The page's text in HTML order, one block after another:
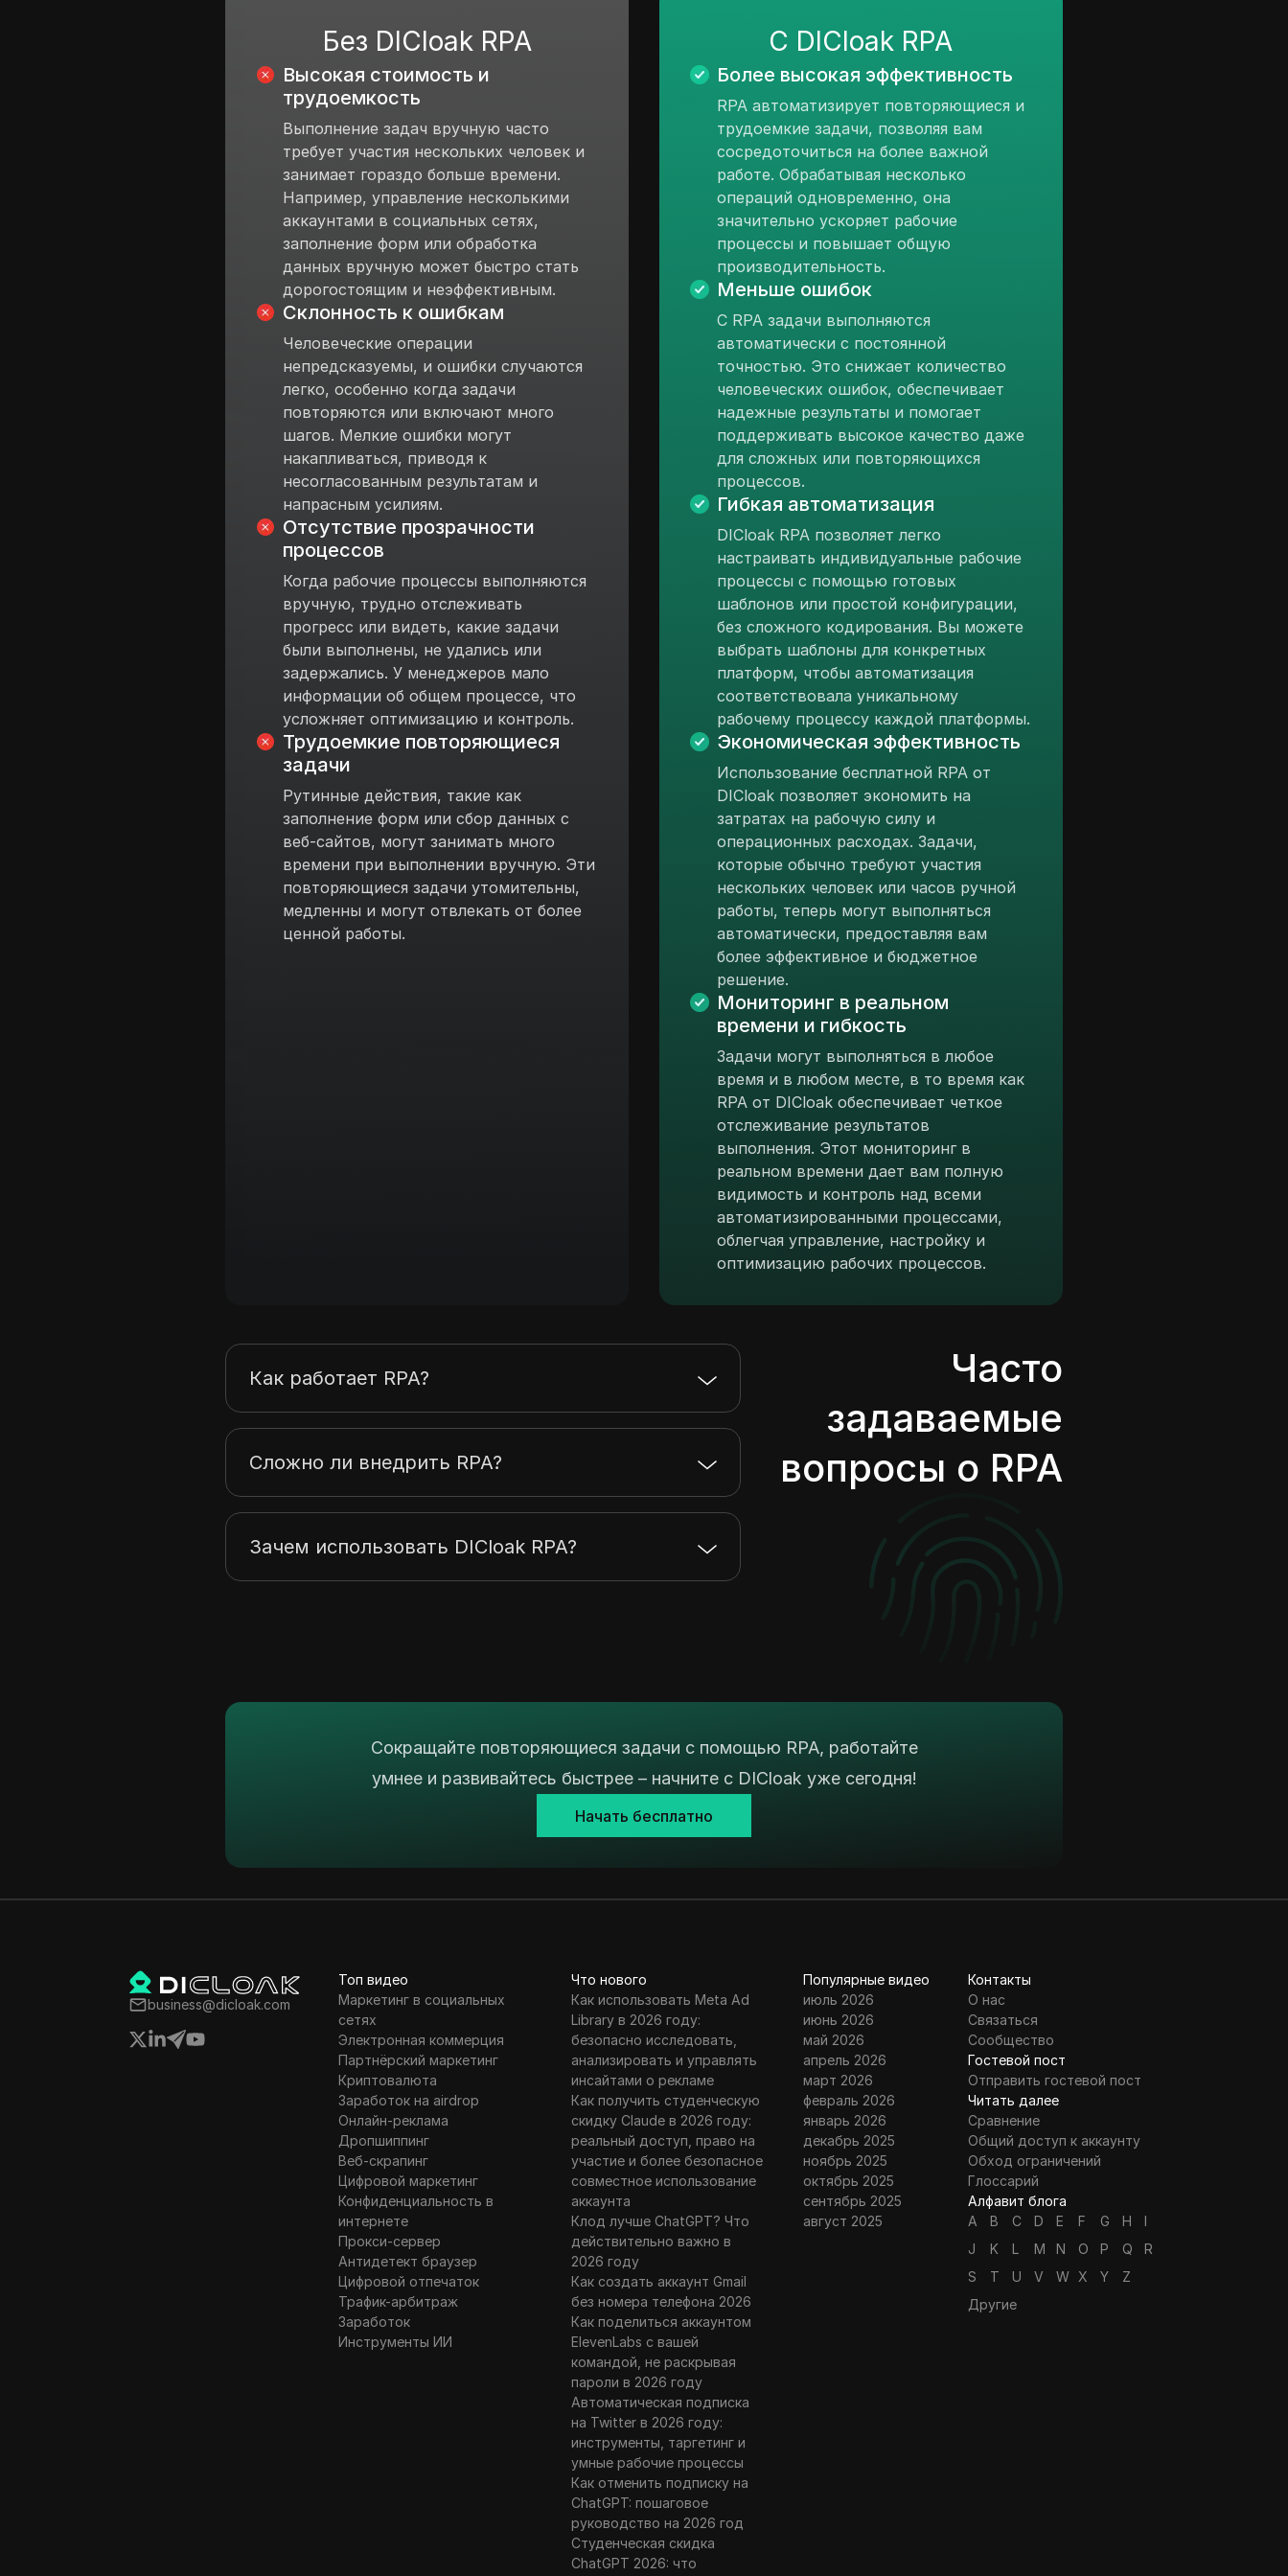
Без DICloak RPA
Высокая стоимость и
трудоемкость
Выполнение задач вручную часто
требует участия нескольких человек и
занимает гораздо больше времени.
Например, управление несколькими
аккаунтами в социальных сетях,
заполнение форм или обработка
данных вручную может быстро стать
дорогостоящим и неэффективным.
Склонность к ошибкам
Человеческие операции
непредсказуемы, и ошибки случаются
легко, особенно когда задачи
повторяются или включают много
шагов. Мелкие ошибки могут
накапливаться, приводя к
несогласованным результатам и
напрасным усилиям.
Отсутствие прозрачности
процессов
Когда рабочие процессы выполняются
вручную, трудно отслеживать
прогресс или видеть, какие задачи
были выполнены, не удались или
задержались. У менеджеров мало
информации об общем процессе, что
усложняет оптимизацию и контроль.
Трудоемкие повторяющиеся
задачи
Рутинные действия, такие как
заполнение форм или сбор данных с
веб-сайтов, могут занимать много
времени при выполнении вручную. Эти
повторяющиеся задачи утомительны,
медленны и могут отвлекать от более
ценной работы.
С DICloak RPA
Более высокая эффективность
RPA автоматизирует повторяющиеся и
трудоемкие задачи, позволяя вам
сосредоточиться на более важной
работе. Обрабатывая несколько
операций одновременно, она
значительно ускоряет рабочие
процессы и повышает общую
производительность.
Меньше ошибок
С RPA задачи выполняются
автоматически с постоянной
точностью. Это снижает количество
человеческих ошибок, обеспечивает
надежные результаты и помогает
поддерживать высокое качество даже
для сложных или повторяющихся
процессов.
Гибкая автоматизация
DICloak RPA позволяет легко
настраивать индивидуальные рабочие
процессы с помощью готовых
шаблонов или простой конфигурации,
без сложного кодирования. Вы можете
выбрать шаблоны для конкретных
платформ, чтобы автоматизация
соответствовала уникальному
рабочему процессу каждой платформы.
Экономическая эффективность
Использование бесплатной RPA от
DICloak позволяет экономить на
затратах на рабочую силу и
операционных расходах. Задачи,
которые обычно требуют участия
нескольких человек или часов ручной
работы, теперь могут выполняться
автоматически, предоставляя вам
более эффективное и бюджетное
решение.
Мониторинг в реальном
времени и гибкость
Задачи могут выполняться в любое
время и в любом месте, в то время как
RPA от DICloak обеспечивает четкое
отслеживание результатов
выполнения. Этот мониторинг в
реальном времени дает вам полную
видимость и контроль над всеми
автоматизированными процессами,
облегчая управление, настройку и
оптимизацию рабочих процессов.
Часто
задаваемые
вопросы о RPA
Как работает RPA?
Сложно ли внедрить RPA?
Зачем использовать DICloak RPA?
Сокращайте повторяющиеся задачи с помощью RPA, работайте
умнее и развивайтесь быстрее – начните с DICloak уже сегодня!
Начать бесплатно
business@dicloak.com
Топ видео
Маркетинг в социальных
сетях
Электронная коммерция
Партнёрский маркетинг
Криптовалюта
Заработок на airdrop
Онлайн-реклама
Дропшиппинг
Веб-скрапинг
Цифровой маркетинг
Конфиденциальность в
интернете
Прокси-сервер
Антидетект браузер
Цифровой отпечаток
Трафик-арбитраж
Заработок
Инструменты ИИ
Что нового
Как использовать Meta Ad
Library в 2026 году:
безопасно исследовать,
анализировать и управлять
инсайтами о рекламе
Как получить студенческую
скидку Claude в 2026 году:
реальный доступ, право на
участие и более безопасное
совместное использование
аккаунта
Клод лучше ChatGPT? Что
действительно важно в
2026 году
Как создать аккаунт Gmail
без номера телефона 2026
Как поделиться аккаунтом
ElevenLabs с вашей
командой, не раскрывая
пароли в 2026 году
Автоматическая подписка
на Twitter в 2026 году:
инструменты, таргетинг и
умные рабочие процессы
Как отменить подписку на
ChatGPT: пошаговое
руководство на 2026 год
Студенческая скидка
ChatGPT 2026: что
Популярные видео
июль 2026
июнь 2026
май 2026
апрель 2026
март 2026
февраль 2026
январь 2026
декабрь 2025
ноябрь 2025
октябрь 2025
сентябрь 2025
август 2025
Контакты
О нас
Связаться
Сообщество
Гостевой пост
Отправить гостевой пост
Читать далее
Сравнение
Общий доступ к аккаунту
Обход ограничений
Глоссарий
Алфавит блога
A
B C D E F G H
I
J
K L M N O P Q
R
S
T U V W X Y
Z
Другие